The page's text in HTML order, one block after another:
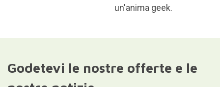
un'anima geek.
Godetevi le nostre offerte e le